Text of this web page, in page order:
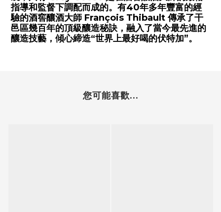
指導和監督下調配而成的。有40年多年豐富的經
驗的酒窖釀酒大師 François Thibault 傳承了干
邑區幾百年的頂級釀造秘訣，融入了當今最先進的
釀造技藝，傾心締造“世界上最好喝的伏特加”。
您可能喜歡...